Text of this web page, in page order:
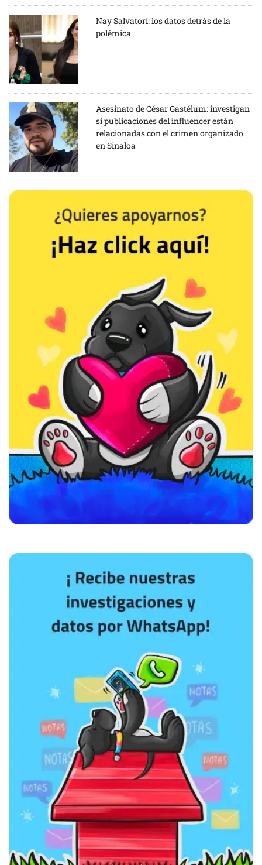
Nay Salvatori: los datos detrás de la
polémica
Asesinato de César Gastélum: investigan
si publicaciones del influencer están
relacionadas con el crimen organizado
en Sinaloa